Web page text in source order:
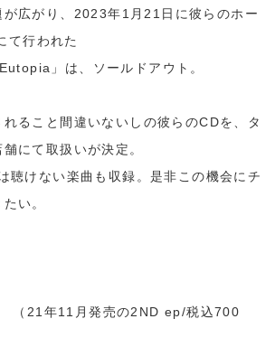
が広がり、2023年1月21日に彼らのホー
て行われた
」は、ソールドアウト。
ること間違いないしの彼らのCDを、タ
にて取扱いが決定。
聴けない楽曲も収録。是非この機会にチ
い。
（21年11月発売の2ND ep/税込700